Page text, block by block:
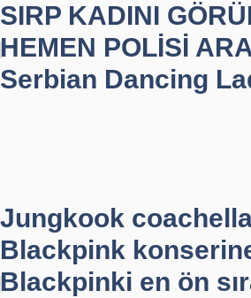
SIRP KADINI
HEMEN POLİSİ
Serbian Dancing
Jungkook
Blackpink
Blackpinki en ön